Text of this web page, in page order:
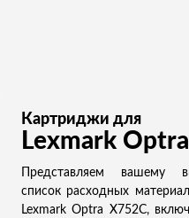
Картриджи для
Lexmark
Представляем вашему
список расходных
Lexmark Optra X752C,